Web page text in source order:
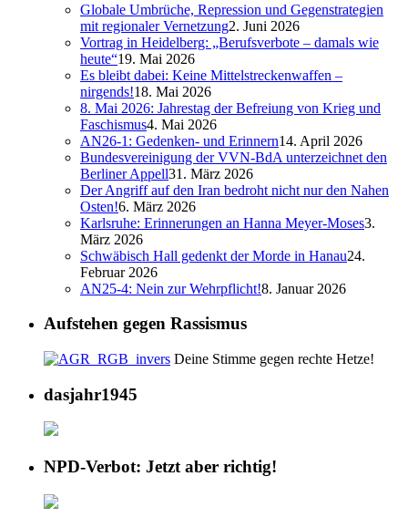
Globale Umbrüche, Repression und Gegenstrategien
mit regionaler Vernetzung2. Juni 2026
Vortrag in Heidelberg: „Berufsverbote – damals wie
heute“19. Mai 2026
Es bleibt dabei: Keine Mittelstreckenwaffen –
nirgends!18. Mai 2026
8. Mai 2026: Jahrestag der Befreiung von Krieg und
Faschismus4. Mai 2026
AN26-1: Gedenken- und Erinnern14. April 2026
Bundesvereinigung der VVN-BdA unterzeichnet den
Berliner Appell31. März 2026
Der Angriff auf den Iran bedroht nicht nur den Nahen
Osten!6. März 2026
Karlsruhe: Erinnerungen an Hanna Meyer-Moses3.
März 2026
Schwäbisch Hall gedenkt der Morde in Hanau24.
Februar 2026
AN25-4: Nein zur Wehrpflicht!8. Januar 2026
Aufstehen gegen Rassismus
Deine Stimme gegen rechte Hetze!
dasjahr1945
NPD-Verbot: Jetzt aber richtig!